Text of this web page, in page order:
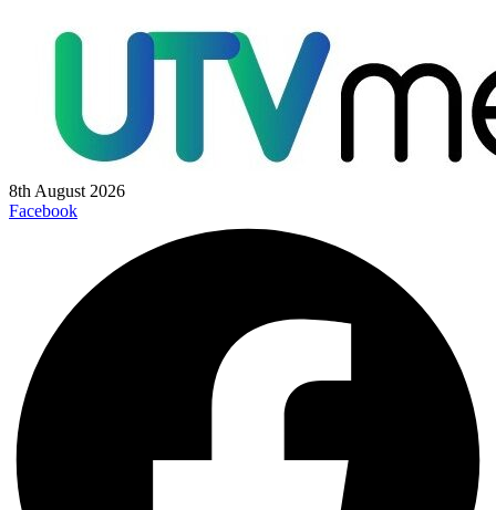
8th August 2026
Facebook